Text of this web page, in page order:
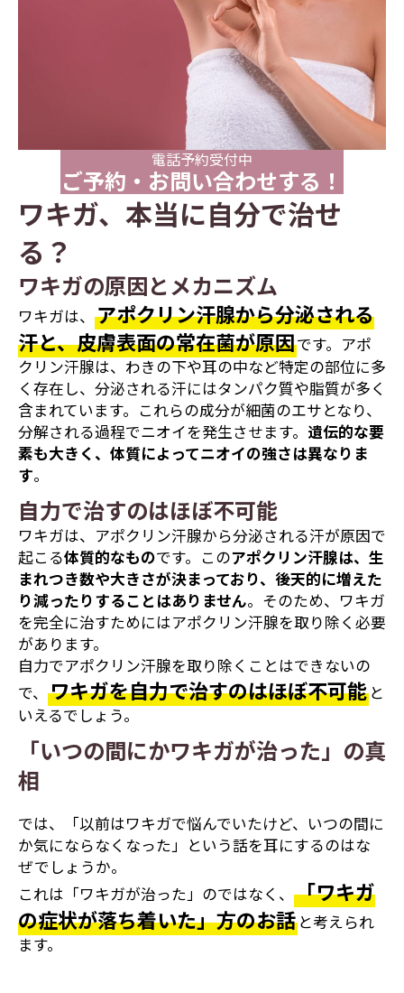
電話予約受付中
ご予約・お問い合わせする！
ワキガ、本当に自分で治せ
る？
ワキガの原因とメカニズム
ワキガは、 アポクリン汗腺から分泌される
汗と、皮膚表面の常在菌が原因です。アポ
クリン汗腺は、わきの下や耳の中など特定の部位に多
く存在し、分泌される汗にはタンパク質や脂質が多く
含まれています。これらの成分が細菌のエサとなり、
分解される過程でニオイを発生させます。 遺伝的な要
素も大きく、体質によってニオイの強さは異なりま
す。
自力で治すのはほぼ不可能
ワキガは、アポクリン汗腺から分泌される汗が原因で
起こる体質的なものです。このアポクリン汗腺は、生
まれつき数や大きさが決まっており、後天的に増えた
り減ったりすることはありません。そのため、ワキガ
を完全に治すためにはアポクリン汗腺を取り除く必要
があります。
自力でアポクリン汗腺を取り除くことはできないの
で、 ワキガを自力で治すのはほぼ不可能 と
いえるでしょう。
「いつの間にかワキガが治った」の真
相
では、「以前はワキガで悩んでいたけど、いつの間に
か気にならなくなった」という話を耳にするのはな
ぜでしょうか。
これは「ワキガが治った」のではなく、 「ワキガ
の症状が落ち着いた」方のお話 と考えられ
ます。